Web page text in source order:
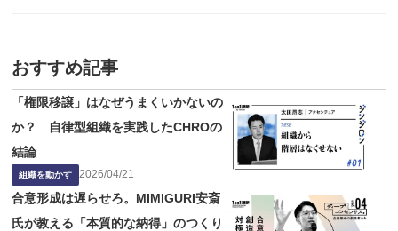
おすすめ記事
「権限移譲」はなぜうまくいかないの
か？ 自律型組織を実践したCHROの
結論
組織を動かす 2026/04/21
合意形成は遅らせろ。MIMIGURI安斎
氏が教える「本質的な納得」のつくり